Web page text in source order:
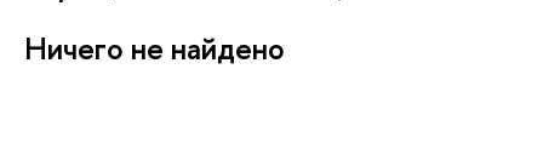
Ничего не найдено